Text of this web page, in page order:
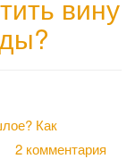
вину
Как
2 комментария